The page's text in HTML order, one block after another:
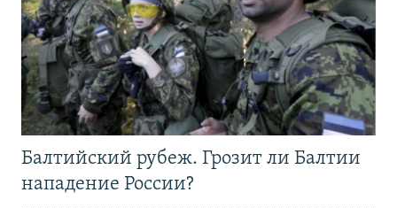
Балтийский рубеж. Грозит ли Балтии
нападение России?